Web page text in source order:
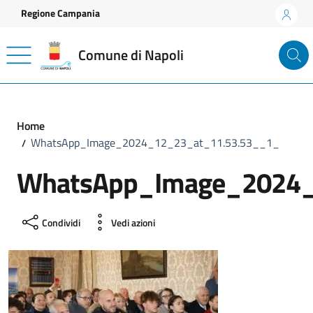
Vai ai contenuti
Vai al footer
Regione Campania
Comune di Napoli
Home
WhatsApp_Image_2024_12_23_at_11.53.53__1_
Condividi Vedi azioni